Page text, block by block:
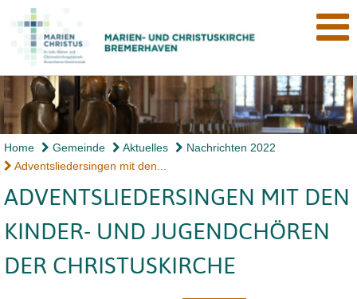
Home Gemeinde Aktuelles
Nachrichten 2022
Adventsliedersingen mit den...
ADVENTSLIEDERSINGEN MIT DEN
KINDER- UND JUGENDCHÖREN
DER CHRISTUSKIRCHE